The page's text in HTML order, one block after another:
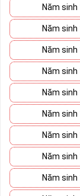
sách này trước
Năm sinh
Năm sinh
Năm sinh
Năm sinh
Năm sinh
Năm sinh
Năm sinh
Năm sinh
Năm sinh